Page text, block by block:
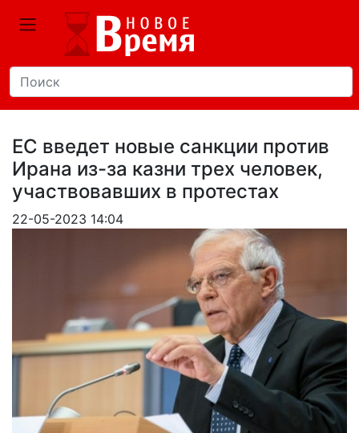
ЕС введет новые санкции против
Ирана из-за казни трех человек,
участвовавших в протестах
22-05-2023 14:04